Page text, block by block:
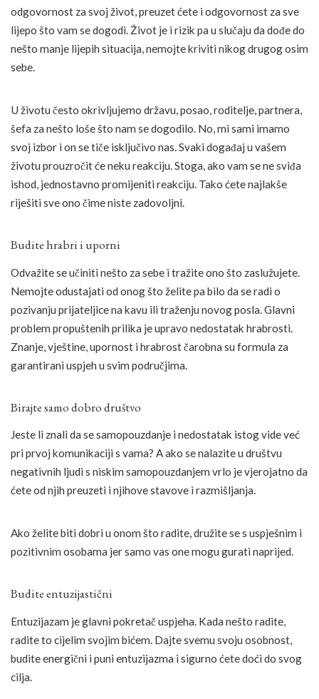
odgovornost za svoj život, preuzet ćete i odgovornost za sve
lijepo što vam se dogodi. Život je i rizik pa u slučaju da dođe do
nešto manje lijepih situacija, nemojte kriviti nikog drugog osim
sebe.
U životu često okrivljujemo državu, posao, roditelje, partnera,
šefa za nešto loše što nam se dogodilo. No, mi sami imamo
svoj izbor i on se tiče isključivo nas. Svaki događaj u vašem
životu prouzročit će neku reakciju. Stoga, ako vam se ne sviđa
ishod, jednostavno promijeniti reakciju. Tako ćete najlakše
riješiti sve ono čime niste zadovoljni.
Budite hrabri i uporni
Odvažite se učiniti nešto za sebe i tražite ono što zaslužujete.
Nemojte odustajati od onog što želite pa bilo da se radi o
pozivanju prijateljice na kavu ili traženju novog posla. Glavni
problem propuštenih prilika je upravo nedostatak hrabrosti.
Znanje, vještine, upornost i hrabrost čarobna su formula za
garantirani uspjeh u svim područjima.
Birajte samo dobro društvo
Jeste li znali da se samopouzdanje i nedostatak istog vide već
pri prvoj komunikaciji s vama? A ako se nalazite u društvu
negativnih ljudi s niskim samopouzdanjem vrlo je vjerojatno da
ćete od njih preuzeti i njihove stavove i razmišljanja.
Ako želite biti dobri u onom što radite, družite se s uspješnim i
pozitivnim osobama jer samo vas one mogu gurati naprijed.
Budite entuzijastični
Entuzijazam je glavni pokretač uspjeha. Kada nešto radite,
radite to cijelim svojim bićem. Dajte svemu svoju osobnost,
budite energični i puni entuzijazma i sigurno ćete doći do svog
cilja.